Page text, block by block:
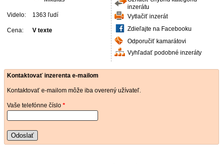
Videlo: 1363 ľudí
Cena: V texte
inzerátu
Vytlačiť inzerát
Zdieľajte na Facebooku
Odporučiť kamarátovi
Vyhľadať podobné inzeráty
Kontaktovať inzerenta e-mailom
Kontaktovať e-mailom môže iba overený užívateľ.
Vaše telefónne číslo *
Odoslať